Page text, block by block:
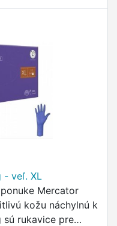
- veľ. XL
Mercator
kožu náchylnú k
sú rukavice pre